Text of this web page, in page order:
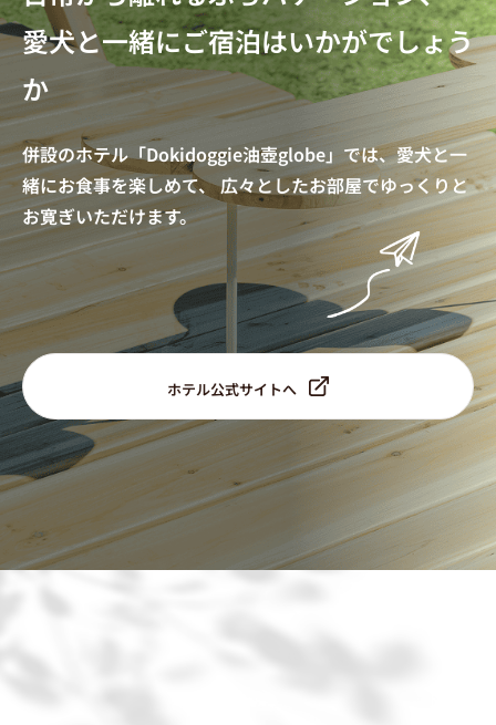
愛犬と一緒にご宿泊はいかがでしょう
か
併設のホテル「Dokidoggie油壺globe」では、愛犬と一
緒にお食事を楽しめて、広々としたお部屋でゆっくりと
お寛ぎいただけます。
ホテル公式サイトへ